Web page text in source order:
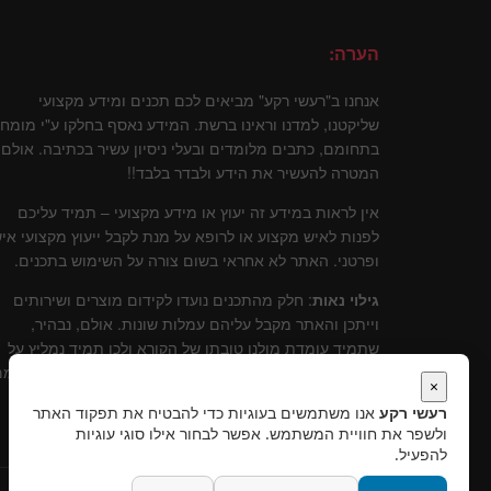
הערה:
אנחנו ב"רעשי רקע" מביאים לכם תכנים ומידע מקצועי
שליקטנו, למדנו וראינו ברשת. המידע נאסף בחלקו ע"י
בתחומם, כתבים מלומדים ובעלי ניסיון עשיר בכתיבה. אולם
המטרה להעשיר את הידע ולבדר בלבד!!
אין לראות במידע זה יעוץ או מידע מקצועי – תמיד עליכם
לפנות לאיש מקצוע או לרופא על מנת לקבל ייעוץ מקצועי
ופרטני. האתר לא אחראי בשום צורה על השימוש בתכנים.
גילוי נאות: חלק מהתכנים נועדו לקידום מוצרים ושירותים
וייתכן והאתר מקבל עליהם עמלות שונות. אולם, נבהיר,
שתמיד עומדת מולנו טובתו של הקורא ולכן תמיד נמליץ על
שירותים ומוצרים שלדעתינו עומדים בסטנרט איכותי
×
רעשי רקע אנו משתמשים בעוגיות כדי להבטיח את תפקוד האתר
ולשפר את חוויית המשתמש. אפשר לבחור אילו סוגי עוגיות
להפעיל.